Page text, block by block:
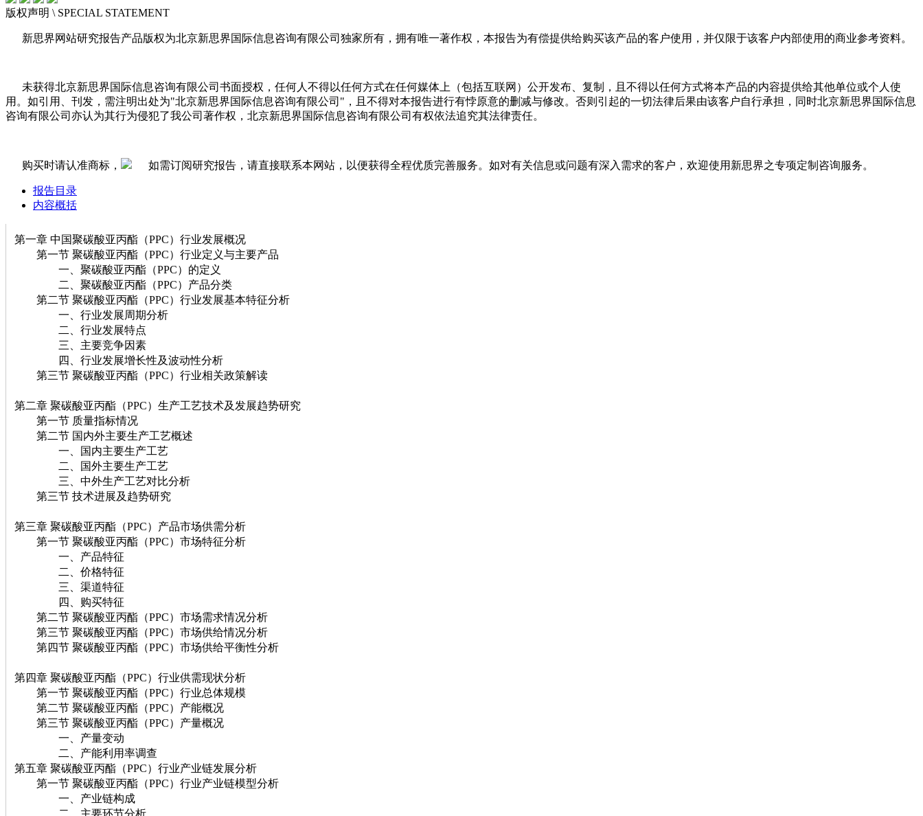
版权声明 \ SPECIAL STATEMENT
新思界网站研究报告产品版权为北京新思界国际信息咨询有限公司独家所有，拥有唯一著作权，本报告为有偿提供给购买该产品的客户使用，并仅限于该客户内部使用的商业参考资料。
未获得北京新思界国际信息咨询有限公司书面授权，任何人不得以任何方式在任何媒体上（包括互联网）公开发布、复制，且不得以任何方式将本产品的内容提供给其他单位或个人使
用。如引用、刊发，需注明出处为"北京新思界国际信息咨询有限公司"，且不得对本报告进行有悖原意的删减与修改。否则引起的一切法律后果由该客户自行承担，同时北京新思界国际信息
咨询有限公司亦认为其行为侵犯了我公司著作权，北京新思界国际信息咨询有限公司有权依法追究其法律责任。
购买时请认准商标， 如需订阅研究报告，请直接联系本网站，以便获得全程优质完善服务。如对有关信息或问题有深入需求的客户，欢迎使用新思界之专项定制咨询服务。
报告目录
内容概括
第一章 中国聚碳酸亚丙酯（PPC）行业发展概况
第一节 聚碳酸亚丙酯（PPC）行业定义与主要产品
一、聚碳酸亚丙酯（PPC）的定义
二、聚碳酸亚丙酯（PPC）产品分类
第二节 聚碳酸亚丙酯（PPC）行业发展基本特征分析
一、行业发展周期分析
二、行业发展特点
三、主要竞争因素
四、行业发展增长性及波动性分析
第三节 聚碳酸亚丙酯（PPC）行业相关政策解读
第二章 聚碳酸亚丙酯（PPC）生产工艺技术及发展趋势研究
第一节 质量指标情况
第二节 国内外主要生产工艺概述
一、国内主要生产工艺
二、国外主要生产工艺
三、中外生产工艺对比分析
第三节 技术进展及趋势研究
第三章 聚碳酸亚丙酯（PPC）产品市场供需分析
第一节 聚碳酸亚丙酯（PPC）市场特征分析
一、产品特征
二、价格特征
三、渠道特征
四、购买特征
第二节 聚碳酸亚丙酯（PPC）市场需求情况分析
第三节 聚碳酸亚丙酯（PPC）市场供给情况分析
第四节 聚碳酸亚丙酯（PPC）市场供给平衡性分析
第四章 聚碳酸亚丙酯（PPC）行业供需现状分析
第一节 聚碳酸亚丙酯（PPC）行业总体规模
第二节 聚碳酸亚丙酯（PPC）产能概况
第三节 聚碳酸亚丙酯（PPC）产量概况
一、产量变动
二、产能利用率调查
第五章 聚碳酸亚丙酯（PPC）行业产业链发展分析
第一节 聚碳酸亚丙酯（PPC）行业产业链模型分析
一、产业链构成
二、主要环节分析